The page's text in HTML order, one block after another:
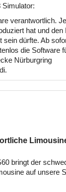
Simulator:
verantwortlich.
hat und den
sein dürfte. Ab
die Software
Nürburgring
bringt der
auf unsere